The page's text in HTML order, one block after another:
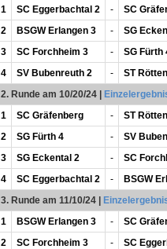
1
SC Eggerbachtal 2 -
SC
2
BSGW Erlangen 3 -
SG
3
SC Forchheim 3 -
SG Fürth
4
SV Bubenreuth 2 -
ST
2. Runde am 10/20/24|
1
SC Gräfenberg -
ST
2
SG Fürth 4 -
SV
3
SG Eckental 2 -
SC
4
SC Eggerbachtal 2 -
BSGW
3. Runde am 11/10/24|
1
BSGW Erlangen 3 -
SC
2
SC Forchheim 3 -
SC